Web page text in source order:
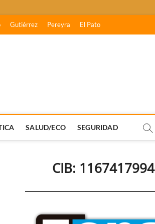
Gutiérrez Pereyra El Pato
SALUD/ECO SEGURIDAD
CIB: 1167417994